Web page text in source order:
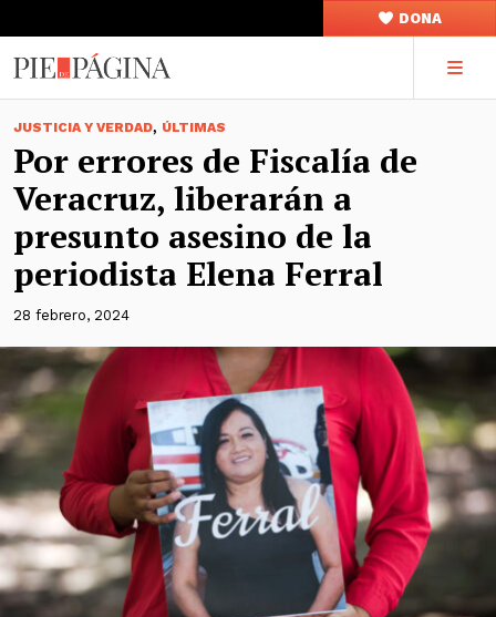
DONA
JUSTICIA Y VERDAD, ÚLTIMAS
Por errores de Fiscalía de
Veracruz, liberarán a
presunto asesino de la
periodista Elena Ferral
28 febrero, 2024